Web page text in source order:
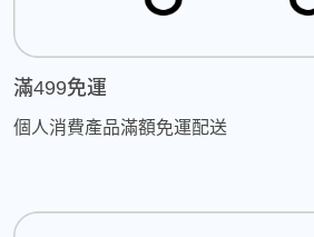
滿499免運
個人消費產品滿額免運配送